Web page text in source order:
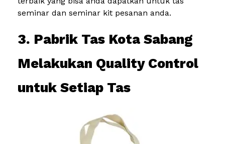
seminar dan seminar kit pesanan anda.
3. Pabrik Tas Kota Sabang
Melakukan Quality Control
untuk Setiap Tas